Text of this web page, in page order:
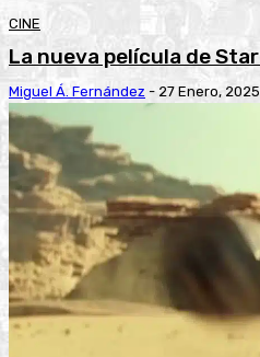
CINE
La nueva película de
Miguel Á. Fernández - 27 Enero, 2025